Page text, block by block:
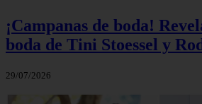
¡Campanas de boda!
boda de Tini Stoessel y
29/07/2026